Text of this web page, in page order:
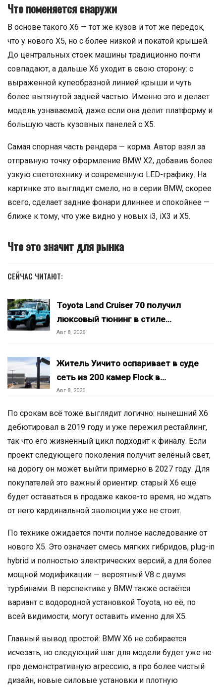
Что поменяется снаружи
В основе такого X6 — тот же кузов и тот же передок,
что у нового X5, но с более низкой и покатой крышей.
До центральных стоек машины традиционно почти
совпадают, а дальше X6 уходит в свою сторону: с
выраженной купеобразной линией крыши и чуть
более вытянутой задней частью. Именно это и делает
модель узнаваемой, даже если она делит платформу и
большую часть кузовных панелей с X5.
Самая спорная часть рендера — корма. Автор взял за
отправную точку оформление BMW X2, добавив более
узкую светотехнику и современную LED-графику. На
картинке это выглядит смело, но в серии BMW, скорее
всего, сделает задние фонари длиннее и спокойнее —
ближе к тому, что уже видно у новых i3, iX3 и X5.
Что это значит для рынка
СЕЙЧАС ЧИТАЮТ:
Toyota Land Cruiser 70 получил
люксовый тюнинг в стиле…
Авг 8, 2026
Житель Уичито оспаривает в суде
сеть из 200 камер Flock в…
Авг 8, 2026
По срокам всё тоже выглядит логично: нынешний X6
дебютировал в 2019 году и уже пережил рестайлинг,
так что его жизненный цикл подходит к финалу. Если
проект следующего поколения получит зелёный свет,
на дорогу он может выйти примерно в 2027 году. Для
покупателей это важный ориентир: старый X6 ещё
будет оставаться в продаже какое-то время, но ждать
от него кардинальной эволюции уже не стоит.
По технике ожидается почти полное наследование от
нового X5. Это означает смесь мягких гибридов, plug-in
hybrid и полностью электрических версий, а для более
мощной модификации — вероятный V8 с двумя
турбинами. В перспективе у BMW также остаётся
вариант с водородной установкой Toyota, но её, по
всей видимости, могут оставить именно для X5.
Главный вывод простой: BMW X6 не собирается
исчезать, но следующий шаг для модели будет уже не
про демонстративную агрессию, а про более чистый
дизайн, новые силовые установки и плотную